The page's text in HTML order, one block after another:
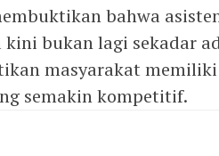
bahwa
kini bukan lagi sekadar
masyarakat
semakin kompetitif.